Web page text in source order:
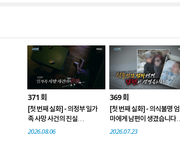
371회
[첫 번째 실화] - 의정부 일가
족 사망 사건의 진실
[두 번째 실화] - 사랑방 사장
2026.08.06
369회
[첫 번째 실화] - 의식불명 엄
마에게 남편이 생겼습니다.
[두 번째 실화] - 800억 자산
2026.07.23